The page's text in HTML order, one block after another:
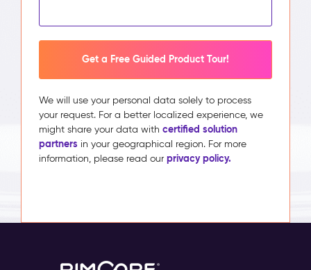
Get a Free Guided Product Tour!
We will use your personal data solely to process
your request. For a better localized experience, we
might share your data with certified solution
partners in your geographical region. For more
information, please read our privacy policy.